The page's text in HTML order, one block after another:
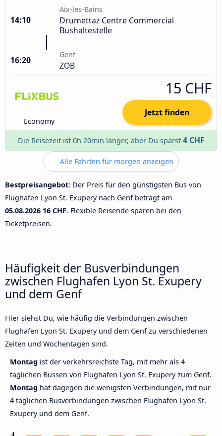
14:10
Aix-les-Bains
Drumettaz Centre Commercial
Bushaltestelle
16:20
Genf
ZOB
Economy
15 CHF
Jetzt finden
Die Reisezeit ist 0h 20min länger, aber Du sparst 4 CHF
Alle Fahrten für morgen anzeigen
Bestpreisangebot: Der Preis für den günstigsten Bus von
Flughafen Lyon St. Exupery nach Genf beträgt am
05.08.2026 16 CHF. Flexible Reisende sparen bei den
Ticketpreisen.
Häufigkeit der Busverbindungen
zwischen Flughafen Lyon St. Exupery
und dem Genf
Hier siehst Du, wie häufig die Verbindungen zwischen
Flughafen Lyon St. Exupery und dem Genf zu verschiedenen
Zeiten und Wochentagen sind.
Montag ist der verkehrsreichste Tag, mit mehr als 4
täglichen Bussen von Flughafen Lyon St. Exupery zum Genf.
Montag hat dagegen die wenigsten Verbindungen, mit nur
4 täglichen Busverbindungen zwischen Flughafen Lyon St.
Exupery und dem Genf.